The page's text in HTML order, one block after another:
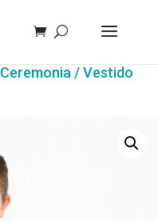
Ceremonia / Vestido